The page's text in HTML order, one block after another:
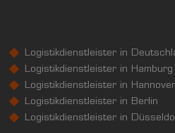
Logistikdienstleister in
Logistikdienstleister in Hamburg
Logistikdienstleister in Hannover
Logistikdienstleister in Berlin
Logistikdienstleister in